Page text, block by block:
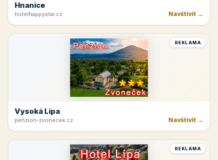
Hnanice
hotelhappystar.cz Navštívit →
REKLAMA
Vysoká Lípa
penzion-zvonecek.cz Navštívit →
REKLAMA